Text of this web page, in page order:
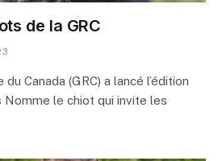
de la GRC
Canada (GRC) a lancé l’édition
le chiot qui invite les